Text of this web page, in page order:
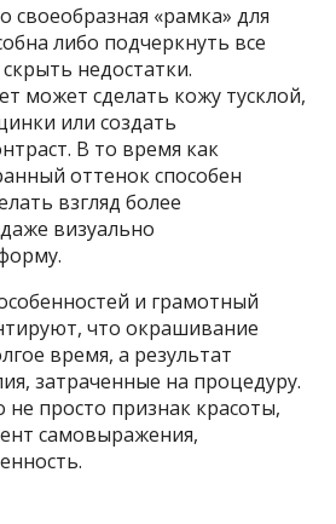
«рамка» для
либо подчеркнуть все
недостатки.
может сделать кожу тусклой,
или создать
В то время как
оттенок способен
взгляд более
визуально
и грамотный
что окрашивание
время, а результат
затраченные на процедуру.
просто признак красоты,
самовыражения,